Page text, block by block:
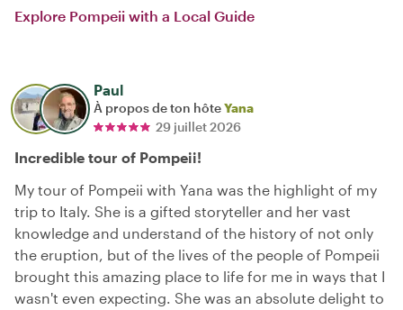
Explore Pompeii with a Local Guide
Paul
À propos de ton hôteYana
29 juillet 2026
Incredible tour of Pompeii!
My tour of Pompeii with Yana was the highlight of my
trip to Italy. She is a gifted storyteller and her vast
knowledge and understand of the history of not only
the eruption, but of the lives of the people of Pompeii
brought this amazing place to life for me in ways that I
wasn't even expecting. She was an absolute delight to